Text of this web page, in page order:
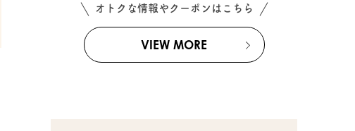
オトクな情報やクーポンはこちら
VIEW MORE